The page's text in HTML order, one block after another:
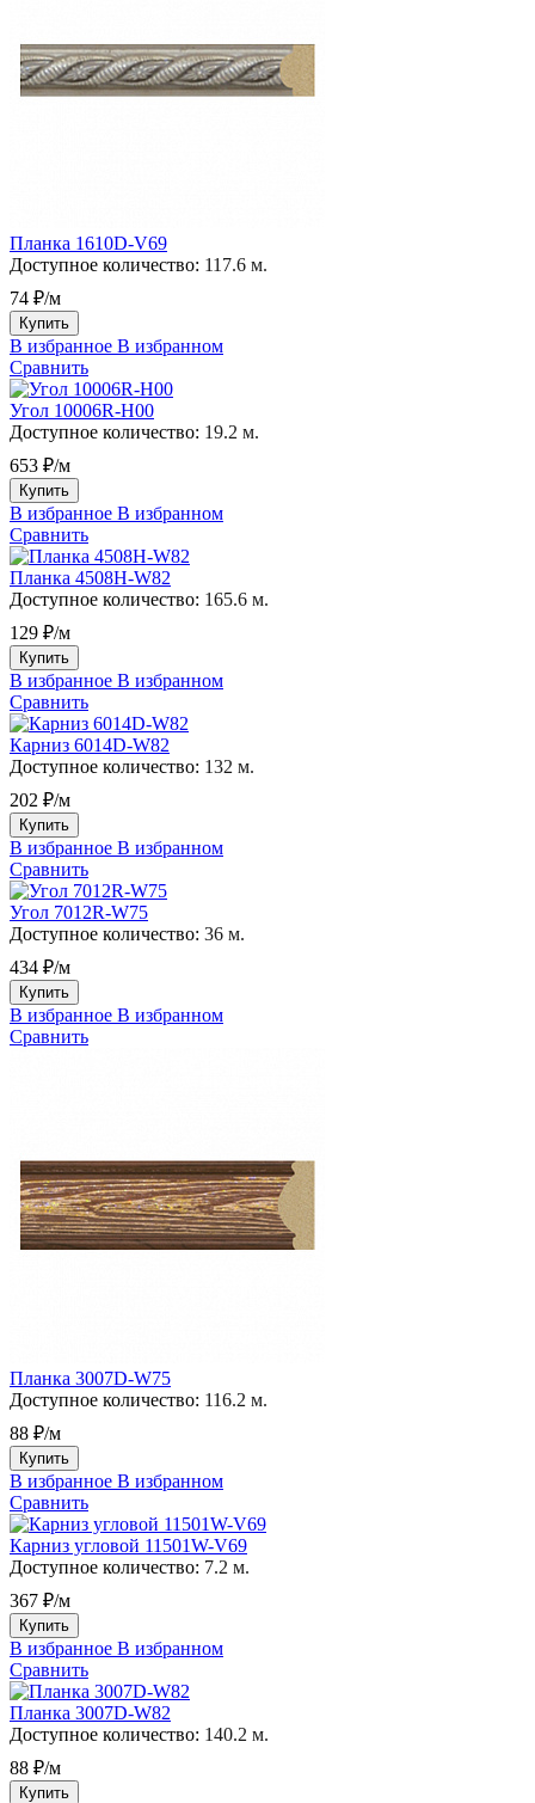
Планка 1610D-V69
Доступное количество: 117.6 м.
74 ₽/м
Купить
В избранное В избранном
Сравнить
Угол 10006R-H00
Доступное количество: 19.2 м.
653 ₽/м
Купить
В избранное В избранном
Сравнить
Планка 4508H-W82
Доступное количество: 165.6 м.
129 ₽/м
Купить
В избранное В избранном
Сравнить
Карниз 6014D-W82
Доступное количество: 132 м.
202 ₽/м
Купить
В избранное В избранном
Сравнить
Угол 7012R-W75
Доступное количество: 36 м.
434 ₽/м
Купить
В избранное В избранном
Сравнить
Планка 3007D-W75
Доступное количество: 116.2 м.
88 ₽/м
Купить
В избранное В избранном
Сравнить
Карниз угловой 11501W-V69
Доступное количество: 7.2 м.
367 ₽/м
Купить
В избранное В избранном
Сравнить
Планка 3007D-W82
Доступное количество: 140.2 м.
88 ₽/м
Купить